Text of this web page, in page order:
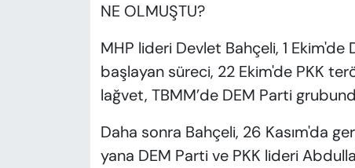
NE OLMUŞTU?
MHP lideri Devlet Bahçeli, 1
başlayan süreci, 22 Ekim'de PKK
lağvet, TBMM’de DEM Parti
Daha sonra Bahçeli, 26 Kasım'da
yana DEM Parti ve PKK lideri